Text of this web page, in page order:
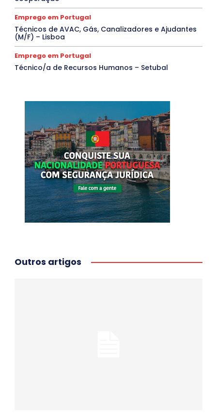
Emprego em Portugal
Técnicos de AVAC, Gás, Canalizadores e Ajudantes
(M/F) – Lisboa
Emprego em Portugal
Técnico/a de Recursos Humanos – Setubal
Outros artigos